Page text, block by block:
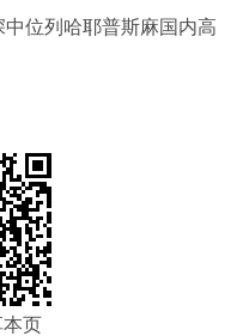
位列哈耶普斯麻国内高
页